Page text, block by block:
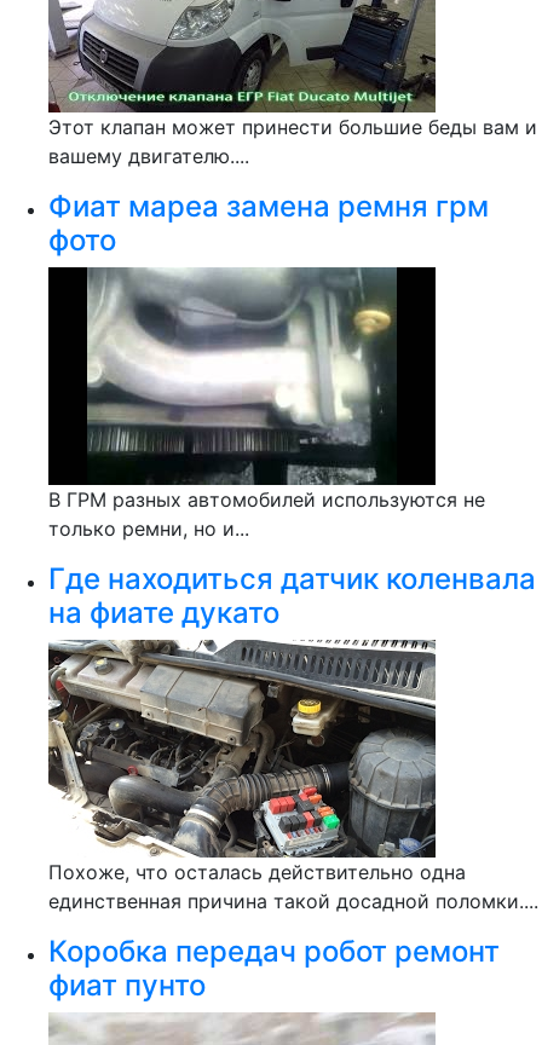
Этот клапан может принести большие беды вам и
вашему двигателю....
Фиат мареа замена ремня грм
фото
В ГРМ разных автомобилей используются не
только ремни, но и...
Где находиться датчик коленвала
на фиате дукато
Похоже, что осталась действительно одна
единственная причина такой досадной поломки....
Коробка передач робот ремонт
фиат пунто